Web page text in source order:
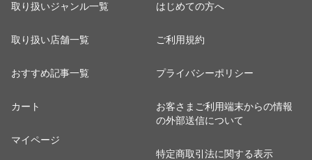
取り扱いジャンル一覧
取り扱い店舗一覧
おすすめ記事一覧
カート
マイページ
はじめての方へ
ご利用規約
プライバシーポリシー
お客さまご利用端末からの情報
の外部送信について
特定商取引法に関する表示